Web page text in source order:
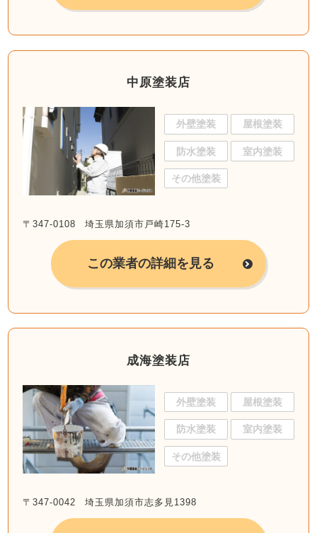
中原塗装店
外壁塗装 屋根塗装
防水塗装 室内塗装
その他塗装
〒347-0108 埼玉県加須市戸崎175-3
この業者の詳細を見る
成海塗装店
外壁塗装 屋根塗装
防水塗装 室内塗装
その他塗装
〒347-0042 埼玉県加須市志多見1398